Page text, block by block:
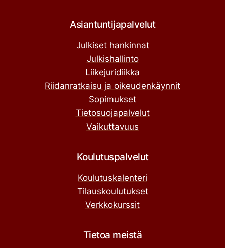
Asiantuntijapalvelut
Julkiset hankinnat
Julkishallinto
Liikejuridiikka
Riidanratkaisu ja oikeudenkäynnit
Sopimukset
Tietosuojapalvelut
Vaikuttavuus
Koulutuspalvelut
Koulutuskalenteri
Tilauskoulutukset
Verkkokurssit
Tietoa meistä